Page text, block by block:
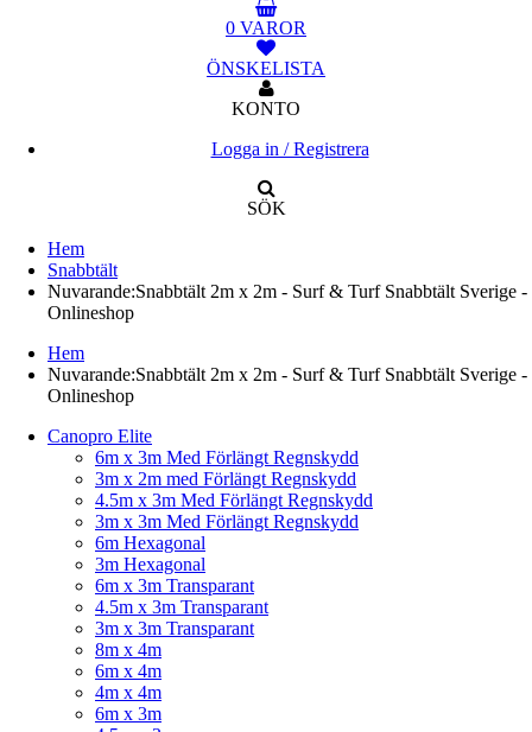
0 VAROR
ÖNSKELISTA
KONTO
Logga in / Registrera
SÖK
Hem
Snabbtält
Nuvarande:Snabbtält 2m x 2m - Surf & Turf Snabbtält Sverige -
Onlineshop
Hem
Nuvarande:Snabbtält 2m x 2m - Surf & Turf Snabbtält Sverige -
Onlineshop
Canopro Elite
6m x 3m Med Förlängt Regnskydd
3m x 2m med Förlängt Regnskydd
4.5m x 3m Med Förlängt Regnskydd
3m x 3m Med Förlängt Regnskydd
6m Hexagonal
3m Hexagonal
6m x 3m Transparant
4.5m x 3m Transparant
3m x 3m Transparant
8m x 4m
6m x 4m
4m x 4m
6m x 3m